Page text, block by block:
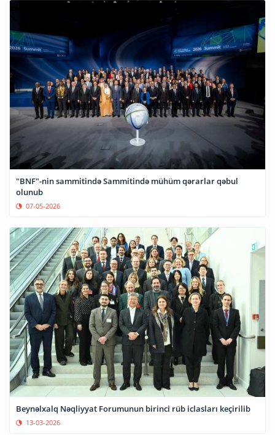
"BNF"-nin sammitində Sammitində mühüm qərarlar qəbul
olunub
07-05-2026
Beynəlxalq Nəqliyyat Forumunun birinci rüb iclasları keçirilib
13-03-2026